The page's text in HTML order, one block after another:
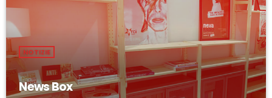
NOTIZIE
News Box